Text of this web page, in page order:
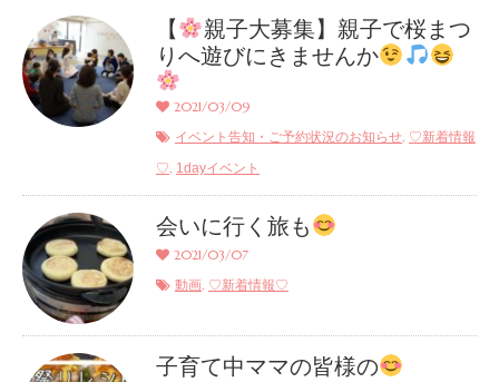
【
親子大募集】親子で桜まつ
りへ遊びにきませんか
2021/03/09
イベント告知・ご予約状況のお知らせ, ♡新着情報
♡, 1dayイベント
会いに行く旅も
2021/03/07
動画, ♡新着情報♡
子育て中ママの皆様の